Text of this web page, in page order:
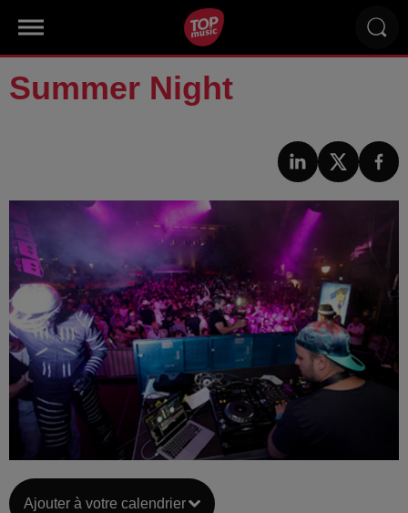
Summer Night
Ajouter à votre calendrier